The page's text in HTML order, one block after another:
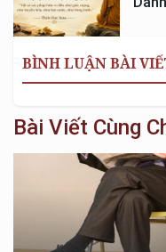
BÌNH LUẬN BÀI
Bài Viết Cùng